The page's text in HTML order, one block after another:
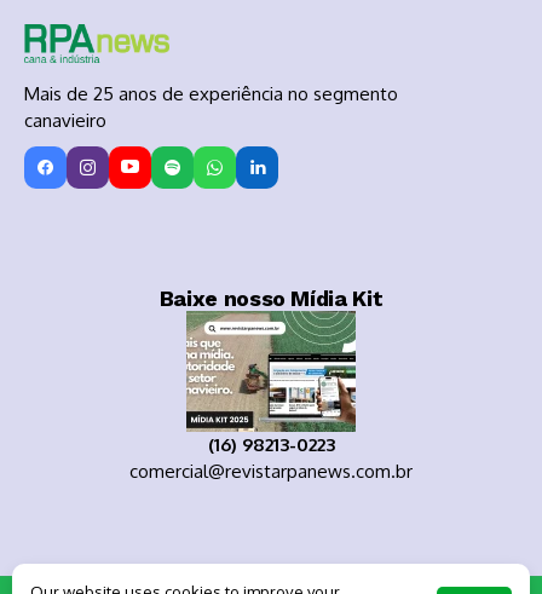
Mais de 25 anos de experiência no segmento
canavieiro
Baixe nosso Mídia Kit
(16) 98213-0223
comercial@revistarpanews.com.br